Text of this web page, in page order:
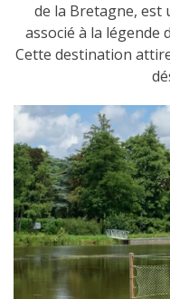
de la Bretagne, est
associé à la légende
Cette destination